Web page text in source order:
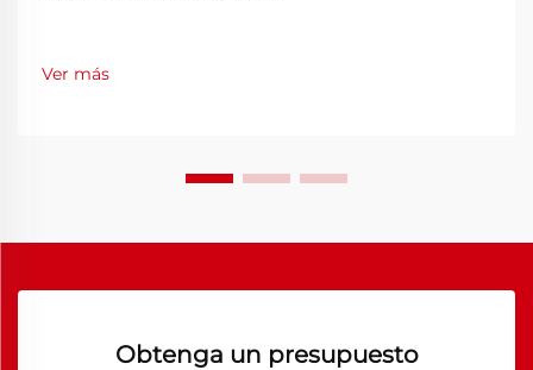
Ver más
Obtenga un presupuesto